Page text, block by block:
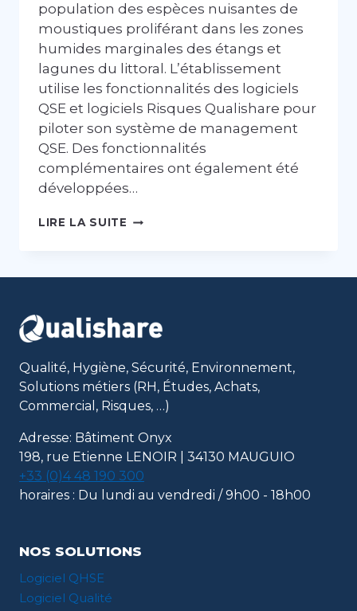
population des espèces nuisantes de
moustiques proliférant dans les zones
humides marginales des étangs et
lagunes du littoral. L’établissement
utilise les fonctionnalités des logiciels
QSE et logiciels Risques Qualishare pour
piloter son système de management
QSE. Des fonctionnalités
complémentaires ont également été
développées…
LIRE LA SUITE EID
SYSTÈME
MANAGEMENT
QSE
Qualité, Hygiène, Sécurité, Environnement,
Solutions métiers (RH, Études, Achats,
Commercial, Risques, …)
Adresse: Bâtiment Onyx
198, rue Etienne LENOIR | 34130 MAUGUIO
+33 (0)4 48 190 300
horaires : Du lundi au vendredi / 9h00 - 18h00
NOS SOLUTIONS
Logiciel QHSE
Logiciel Qualité